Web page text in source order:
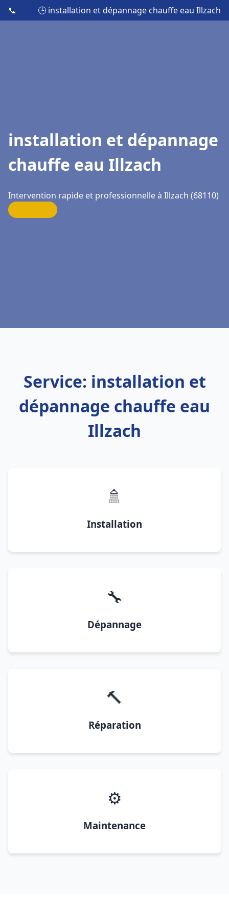
📞 🕒 installation et dépannage chauffe eau Illzach
installation et dépannage
chauffe eau Illzach
Intervention rapide et professionnelle à Illzach (68110)
Service: installation et
dépannage chauffe eau
Illzach
🚿
Installation
🔧
Dépannage
🔨
Réparation
⚙️
Maintenance